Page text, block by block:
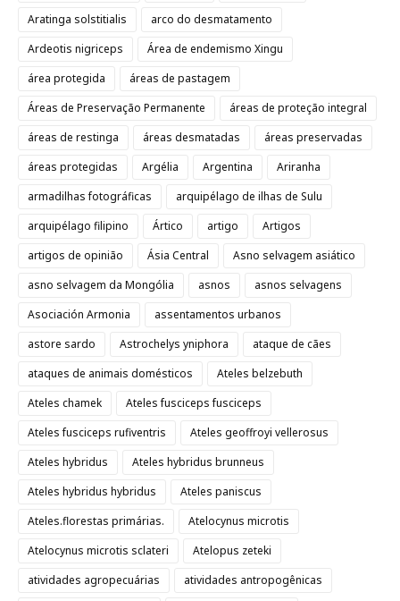
Aratinga solstitialis
arco do desmatamento
Ardeotis nigriceps
Área de endemismo Xingu
área protegida
áreas de pastagem
Áreas de Preservação Permanente
áreas de proteção integral
áreas de restinga
áreas desmatadas
áreas preservadas
áreas protegidas
Argélia Argentina
Ariranha
armadilhas fotográficas
arquipélago de ilhas de Sulu
arquipélago filipino
Ártico artigo
Artigos
artigos de opinião
Ásia Central
Asno selvagem asiático
asno selvagem da Mongólia
asnos
asnos selvagens
Asociación Armonia
assentamentos urbanos
astore sardo
Astrochelys yniphora
ataque de cães
ataques de animais domésticos
Ateles belzebuth
Ateles chamek
Ateles fusciceps fusciceps
Ateles fusciceps rufiventris
Ateles geoffroyi vellerosus
Ateles hybridus
Ateles hybridus brunneus
Ateles hybridus hybridus
Ateles paniscus
Ateles.florestas primárias.
Atelocynus microtis
Atelocynus microtis sclateri
Atelopus zeteki
atividades agropecuárias
atividades antropogênicas